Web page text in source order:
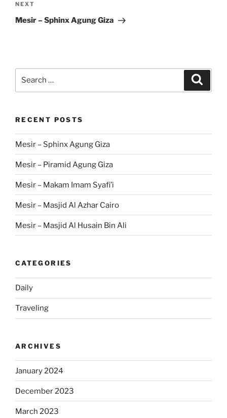
Next
Post
NEXT
Mesir – Sphinx Agung Giza
RECENT POSTS
Mesir – Sphinx Agung Giza
Mesir – Piramid Agung Giza
Mesir – Makam Imam Syafi’i
Mesir – Masjid Al Azhar Cairo
Mesir – Masjid Al Husain Bin Ali
CATEGORIES
Daily
Traveling
ARCHIVES
January 2024
December 2023
March 2023